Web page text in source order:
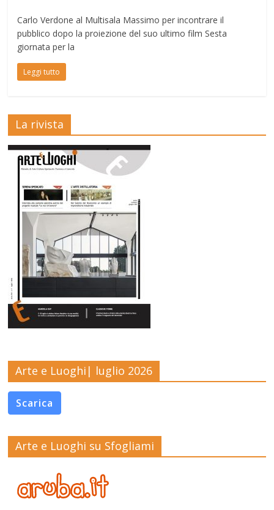
Carlo Verdone al Multisala Massimo per incontrare il
pubblico dopo la proiezione del suo ultimo film Sesta
giornata per la
Leggi tutto
La rivista
Arte e Luoghi| luglio 2026
Scarica
Arte e Luoghi su Sfogliami